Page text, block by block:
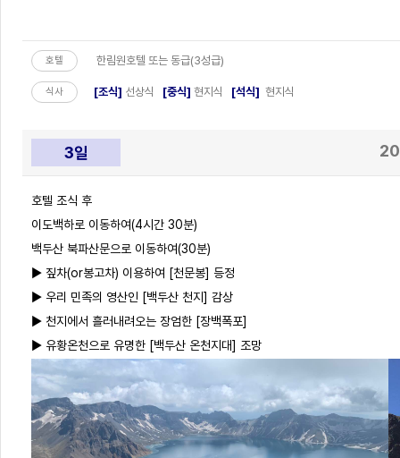
호텔 한림원호텔 또는 동급(3성급)
식사 [조식] 선상식 [중식] 현지식 [석식] 현지식
3일
호텔 조식 후
이도백하로 이동하여(4시간 30분)
백두산 북파산문으로 이동하여(30분)
▶ 짚차(or봉고차) 이용하여 [천문봉] 등정
▶ 우리 민족의 영산인 [백두산 천지] 감상
▶ 천지에서 흘러내려오는 장엄한 [장백폭포]
▶ 유황온천으로 유명한 [백두산 온천지대] 조망